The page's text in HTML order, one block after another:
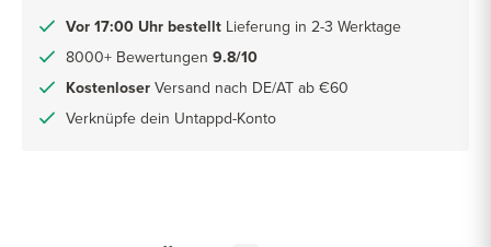
Vor 17:00 Uhr bestellt Lieferung in 2-3 Werktage
8000+ Bewertungen 9.8/10
Kostenloser Versand nach DE/AT ab €60
Verknüpfe dein Untappd-Konto